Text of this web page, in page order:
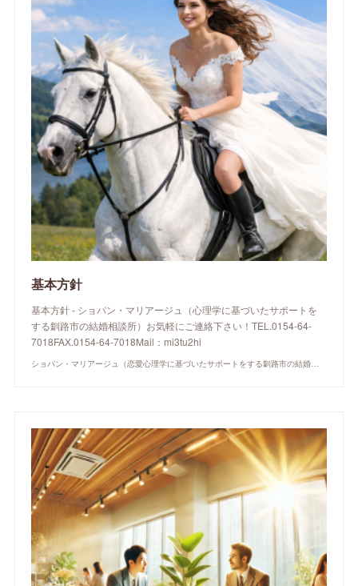
基本方針
基本方針 - ショパン・マリアージュ（心理学に基づいたサポートを
する釧路市の結婚相談所）お気軽にご連絡下さい！TEL.0154-64-
7018FAX.0154-64-7018Mail：mi3tu2hi
ショパン・マリアージュ（恋愛心理学に基づいたサポートをする釧路市の結婚相談所）/ 全国結婚相談事業者連盟正規加盟店 / cherry-piano.com